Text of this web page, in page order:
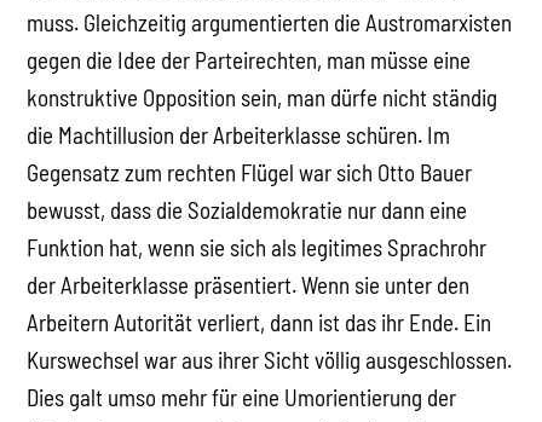
muss. Gleichzeitig argumentierten die Austromarxisten
gegen die Idee der Parteirechten, man müsse eine
konstruktive Opposition sein, man dürfe nicht ständig
die Machtillusion der Arbeiterklasse schüren. Im
Gegensatz zum rechten Flügel war sich Otto Bauer
bewusst, dass die Sozialdemokratie nur dann eine
Funktion hat, wenn sie sich als legitimes Sprachrohr
der Arbeiterklasse präsentiert. Wenn sie unter den
Arbeitern Autorität verliert, dann ist das ihr Ende. Ein
Kurswechsel war aus ihrer Sicht völlig ausgeschlossen.
Dies galt umso mehr für eine Umorientierung der